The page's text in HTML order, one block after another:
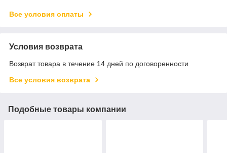
Все условия оплаты
Условия возврата
Возврат товара в течение 14 дней по договоренности
Все условия возврата
Подобные товары компании